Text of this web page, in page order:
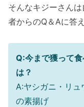
そんなキジーさん
者からのQ＆Aに答
Q:今まで獲って
は？
A:ヤシガニ・リ
の素揚げ